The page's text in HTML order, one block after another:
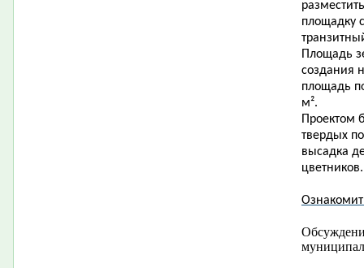
площадку
Площадь
создания
площадь
м².
Проектом
твердых
высадка
цветников.